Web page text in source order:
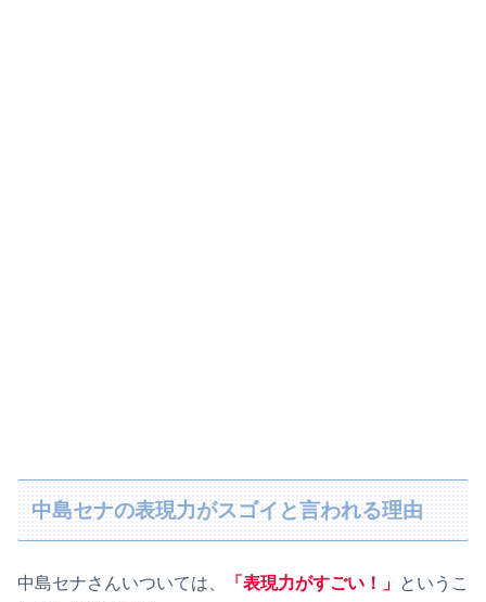
中島セナの表現力がスゴイと言われる理由
中島セナさんいついては、 「表現力がすごい！」 というこ